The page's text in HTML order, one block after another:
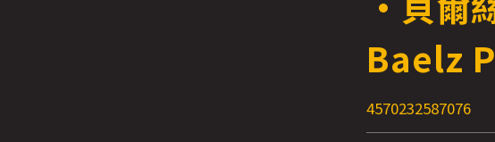
Baelz
4570232587076